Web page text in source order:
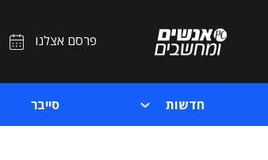
פרסם אצלנו
חדשות סייבר